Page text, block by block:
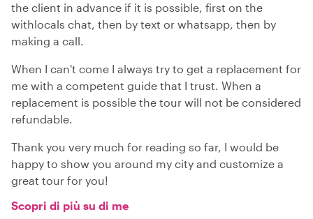
the client in advance if it is possible, first on the
withlocals chat, then by text or whatsapp, then by
making a call.
When I can't come I always try to get a replacement for
me with a competent guide that I trust. When a
replacement is possible the tour will not be considered
refundable.
Thank you very much for reading so far, I would be
happy to show you around my city and customize a
great tour for you!
Scopri di più su di me